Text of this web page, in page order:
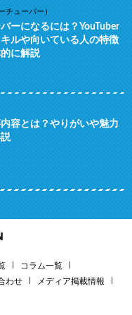
チューバー）
ーになるには？YouTuber
ルや向いている人の特徴
に解説
容とは？やりがいや魅力
コラム一覧
わせ
メディア掲載情報